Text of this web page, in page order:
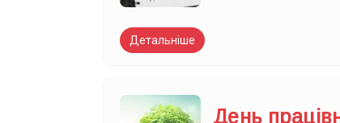
Детальніше
День